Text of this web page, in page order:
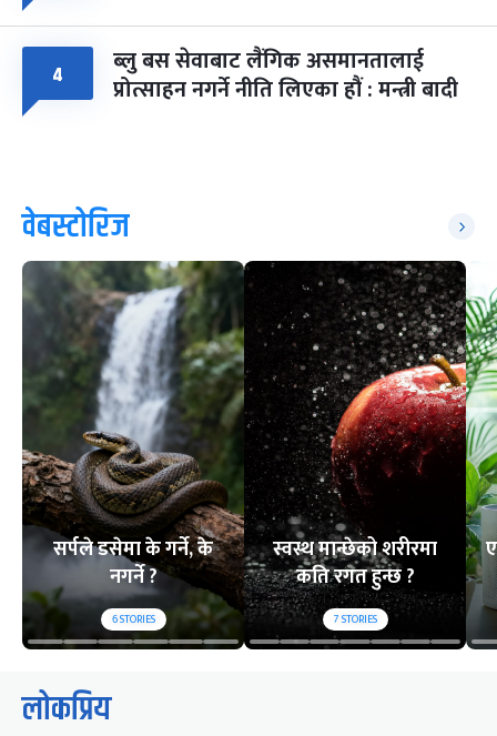
४ ब्लु बस सेवाबाट लैंगिक असमानतालाई
प्रोत्साहन नगर्ने नीति लिएका हौं : मन्त्री बादी
वेबस्टोरिज
सर्पले डसेमा के गर्ने, के
नगर्ने ?
6STORIES
स्वस्थ मान्छेको शरीरमा
कति रगत हुन्छ ?
7STORIES
लोकप्रिय